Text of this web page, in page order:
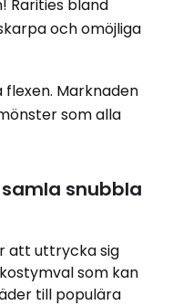
Rarities bland
och omöjliga
flexen. Marknaden
som alla
snubbla
att uttrycka sig
som kan
till populära